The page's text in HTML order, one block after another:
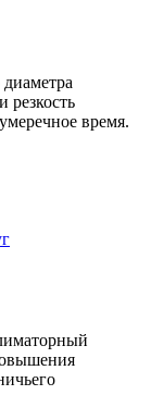
резкость
время.